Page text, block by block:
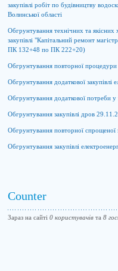
закупівлі робіт по будівництву
Волинської області
Обгрунтування технічних та якісних
закупівлі "Капітальний ремонт
ПК 132+48 по ПК 222+20)
Обгрунтування повторної процедури
Обгрунтування додаткової закупівлі
Обгрунтування додаткової потреби у
Обгрунтування закупівлі дров
Обгрунтування повторної спрощеної
Обгрунтування закупівлі
Counter
Зараз на сайті 0 користувачівта 8